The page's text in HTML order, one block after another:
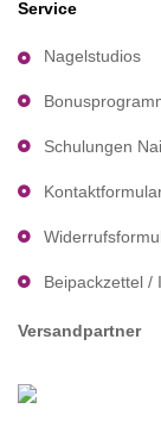
Service
Nagelstudios
Schulungen
Beipackzettel /
Versandpartner